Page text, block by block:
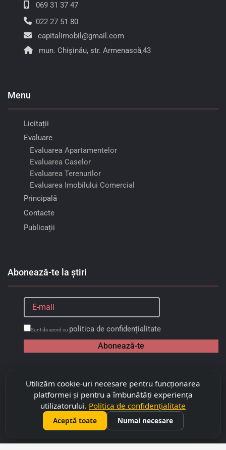
Utilizăm cookie-uri necesare pentru funcționarea
platformei și pentru a îmbunătăți experiența
utilizatorului. Politica de confidențialitate
Aceptă toate Numai necesare
069 31 37 47
022 27 51 80
capitalimobil@gmail.com
mun. Chișinău, str. Armenască,43
Menu
Licitații
Evaluare
Evaluarea Apartamentelor
Evaluarea Caselor
Evaluarea Terenurilor
Evaluarea Imobilului Comercial
Principală
Contacte
Publicații
Abonează-te la știri
Sunt de acord cu politica de confidențialitate
Abonează-te
Copyright "Capitalimobil" SRL